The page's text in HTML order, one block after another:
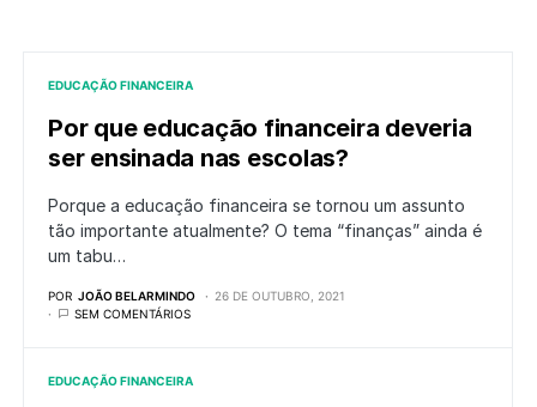
EDUCAÇÃO FINANCEIRA
Por que educação financeira deveria
ser ensinada nas escolas?
Porque a educação financeira se tornou um assunto
tão importante atualmente? O tema “finanças” ainda é
um tabu…
POR JOÃO BELARMINDO
26 DE OUTUBRO, 2021
SEM COMENTÁRIOS
EDUCAÇÃO FINANCEIRA